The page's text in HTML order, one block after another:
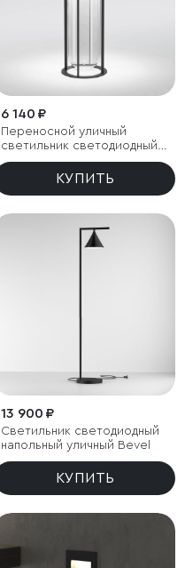
6 140 ₽
Переносной уличный
светильник светодиодный
Ritz черный
КУПИТЬ
13 900 ₽
Светильник светодиодный
напольный уличный Bevel
КУПИТЬ